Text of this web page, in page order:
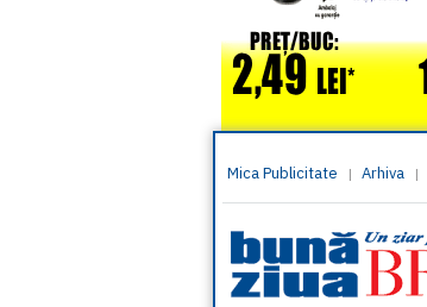
Mica Publicitate | Arhiva |